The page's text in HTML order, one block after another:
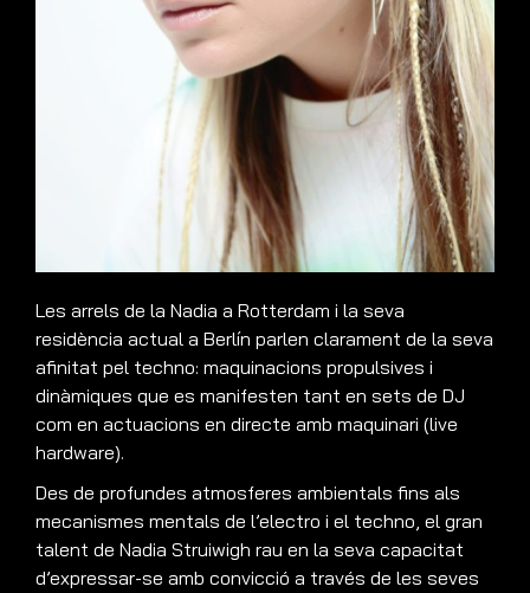
Les arrels de la Nadia a Rotterdam i la seva
residència actual a Berlín parlen clarament de la seva
afinitat pel techno: maquinacions propulsives i
dinàmiques que es manifesten tant en sets de DJ
com en actuacions en directe amb maquinari (live
hardware).
Des de profundes atmosferes ambientals fins als
mecanismes mentals de l’electro i el techno, el gran
talent de Nadia Struiwigh rau en la seva capacitat
d’expressar-se amb convicció a través de les seves